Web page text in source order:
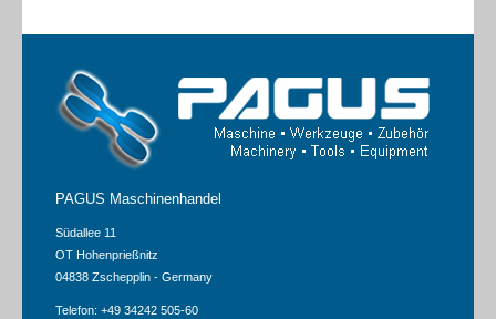
PAGUS Maschinenhandel
Südallee 11
OT Hohenprießnitz
04838 Zschepplin - Germany
Telefon: +49 34242 505-60